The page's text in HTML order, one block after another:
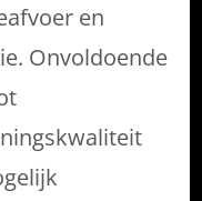
en
Onvoldoende